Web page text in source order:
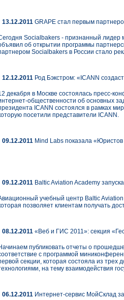
13.12.2011 GRAPE стал первым
Socialbakers - признанный лидер
об открытии программы
Socialbakers в России стало
12.12.2011 Род Бэкстром: «ICANN
декабря в Москве состоялась пресс-
общественности об основных
ICANN состоялся в рамках
посетили представители ICANN.
09.12.2011 Mind Labs показала
09.12.2011 Baltic Aviation Academy
учебный центр Baltic
позволяет клиентам получать
08.12.2011 «Веб и ГИС 2011»: секция
публиковать отчеты о
с программой
секции, которая состояла из трех
на тему взаимодействия
06.12.2011 Интернет-сервис МойСклад